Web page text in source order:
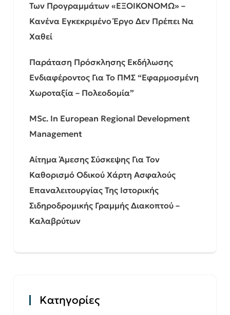
Των Προγραμμάτων «ΕΞΟΙΚΟΝΟΜΩ» –
Κανένα Εγκεκριμένο Έργο Δεν Πρέπει Να
Χαθεί
Παράταση Πρόσκλησης Εκδήλωσης
Ενδιαφέροντος Για Το ΠΜΣ “Εφαρμοσμένη
Χωροταξία – Πολεοδομία”
MSc. In European Regional Development
Management
Αίτημα Άμεσης Σύσκεψης Για Τον
Καθορισμό Οδικού Χάρτη Ασφαλούς
Επαναλειτουργίας Της Ιστορικής
Σιδηροδρομικής Γραμμής Διακοπτού –
Καλαβρύτων
Kατηγορίες